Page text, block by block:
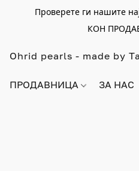
Проверете ги нашите
КОН
Ohrid pearls - made by
ПРОДАВНИЦА ЗА НАС